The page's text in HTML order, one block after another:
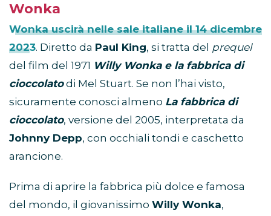
Wonka
Wonka uscirà nelle sale italiane il14 dicembre
2023. Diretto da Paul King, si tratta del prequel
del film del 1971 Willy Wonka e la fabbrica di
cioccolatodi Mel Stuart. Se non l’hai visto,
sicuramente conosci almeno La fabbrica di
cioccolato, versione del 2005, interpretata da
Johnny Depp, con occhiali tondi e caschetto
arancione.
Prima di aprire la fabbrica più dolce e famosa
del mondo, il giovanissimo Willy Wonka,